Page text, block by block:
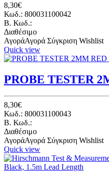
8,30€
Κωδ.: 800031100042
B. Κωδ.:
Διαθέσιμο
ΑγοράΑγορά Σύγκριση Wishlist
Quick view
PROBE TESTER
8,30€
Κωδ.: 800031100043
B. Κωδ.:
Διαθέσιμο
ΑγοράΑγορά Σύγκριση Wishlist
Quick view